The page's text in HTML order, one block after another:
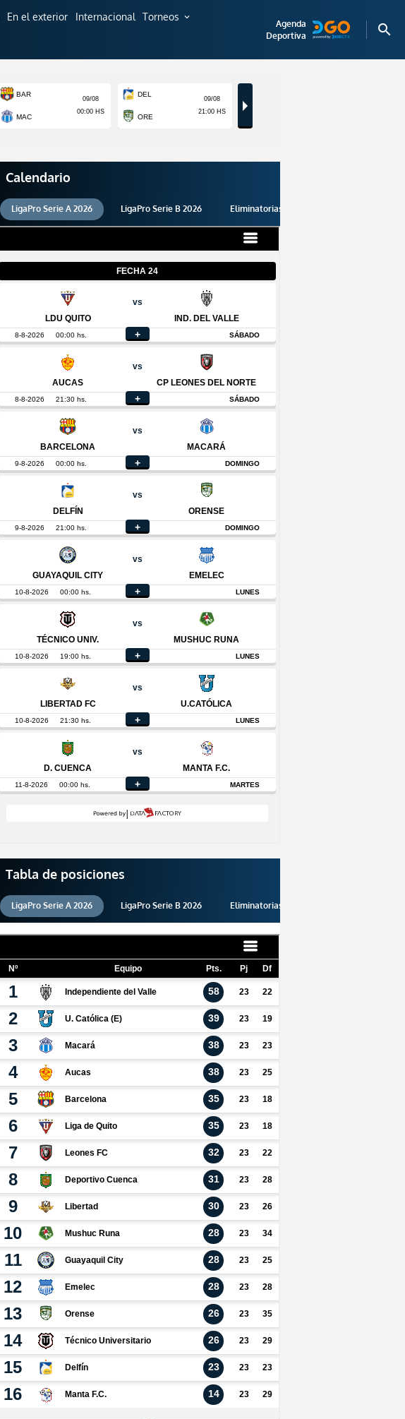
En el exterior Internacional Torneos expand_more
Agenda
Deportiva
search
Calendario
LigaPro Serie A 2026 LigaPro Serie B 2026 Eliminatorias 2026
Tabla de posiciones
LigaPro Serie A 2026 LigaPro Serie B 2026 Eliminatorias 2026